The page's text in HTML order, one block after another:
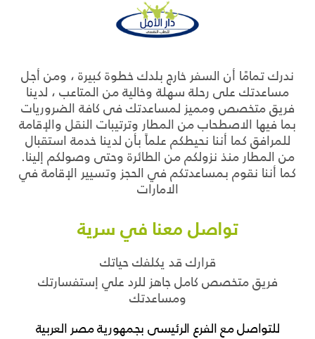
ندرك تمامًا أن السفر خارج بلدك خطوة كبيرة ، ومن أجل
مساعدتك على رحلة سهلة وخالية من المتاعب ، لدينا
فريق متخصص ومميز لمساعدتك فى كافة الضروريات
بما فيها الاصطحاب من المطار وترتيبات النقل والإقامة
للمرافق كما أننا نحيطكم علماً بأن لدينا خدمة استقبال
من المطار منذ نزولكم من الطائرة وحتى وصولكم إلينا.
كما أننا نقوم بمساعدتكم في الحجز وتسيير الإقامة في
الامارات
تواصل معنا في سرية
قرارك قد يكلفك حياتك
فريق متخصص كامل جاهز للرد علي إستفسارتك
ومساعدتك
للتواصل مع الفرع الرئيسى بجمهورية مصر العربية